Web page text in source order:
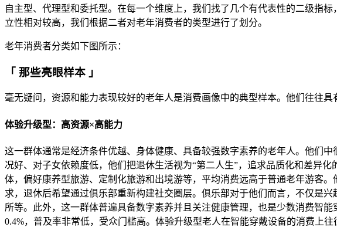
自主型、代理型和委托型。在每一个维度上，我们找了几个有代表性的二级指
立性相对较高，我们根据二者对老年消费者的类型进行了划分。
老年消费者分类如下图所示：
「 那些亮眼样本 」
毫无疑问，资源和能力表现较好的老年人是消费画像中的典型样本。他们往往
体验升级型：高资源×高能力
这一群体通常是经济条件优越、身体健康、具备较强数字素养的老年人。他们
况好、对子女依赖度低，他们把退休生活视为“第二人生”，追求品质化和差异
体，偏好康养型旅游、定制化旅游和出境游等，平均消费远高于普通老年游客
求，退休后希望通过俱乐部重新构建社交圈层。俱乐部对于他们而言，不仅是
所等。此外，这一群体普遍具备数字素养并且关注健康管理，也是少数消费智
0.4%，普及率非常低，受众门槛高。体验升级型老人在智能穿戴设备的消费上